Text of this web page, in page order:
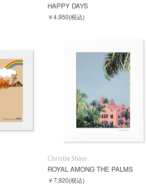
HAPPY DAYS
￥4,950(税込)
Christie Shinn
ROYAL AMONG THE PALMS
￥7,920(税込)